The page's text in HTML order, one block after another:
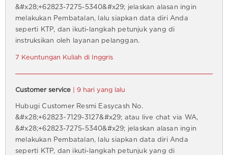
&#x28;+62823-7275-5340&#x29; jelaskan alasan ingin
melakukan Pembatalan, lalu siapkan data diri Anda
seperti KTP, dan ikuti-langkah petunjuk yang di
instruksikan oleh layanan pelanggan.
7 Keuntungan Kuliah di Inggris
Customer service | 9 hari yang lalu
Hubugi Customer Resmi Easycash No.
&#x28;+62823~7129-3127&#x29; atau live chat via WA,
&#x28;+62823-7275-5340&#x29; jelaskan alasan ingin
melakukan Pembatalan, lalu siapkan data diri Anda
seperti KTP, dan ikuti-langkah petunjuk yang di